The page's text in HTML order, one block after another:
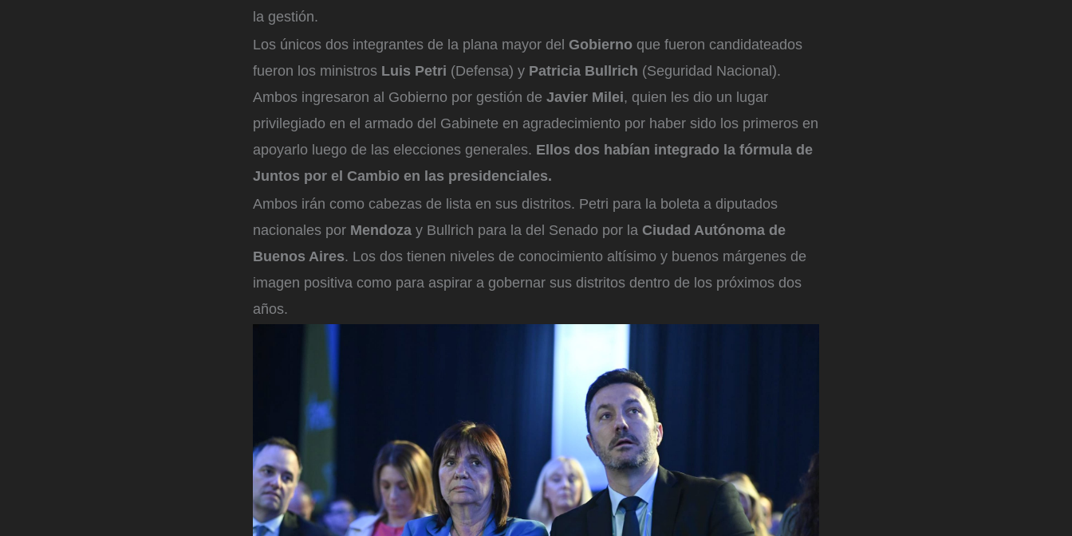
la gestión.
Los únicos dos integrantes de la plana mayor del Gobierno que fueron candidateados
fueron los ministros Luis Petri (Defensa) y Patricia Bullrich (Seguridad Nacional).
Ambos ingresaron al Gobierno por gestión de Javier Milei, quien les dio un lugar
privilegiado en el armado del Gabinete en agradecimiento por haber sido los primeros en
apoyarlo luego de las elecciones generales. Ellos dos habían integrado la fórmula de
Juntos por el Cambio en las presidenciales.
Ambos irán como cabezas de lista en sus distritos. Petri para la boleta a diputados
nacionales por Mendoza y Bullrich para la del Senado por la Ciudad Autónoma de
Buenos Aires. Los dos tienen niveles de conocimiento altísimo y buenos márgenes de
imagen positiva como para aspirar a gobernar sus distritos dentro de los próximos dos
años.